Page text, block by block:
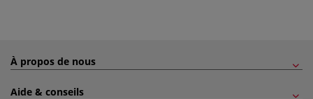
À propos de nous
Aide & conseils